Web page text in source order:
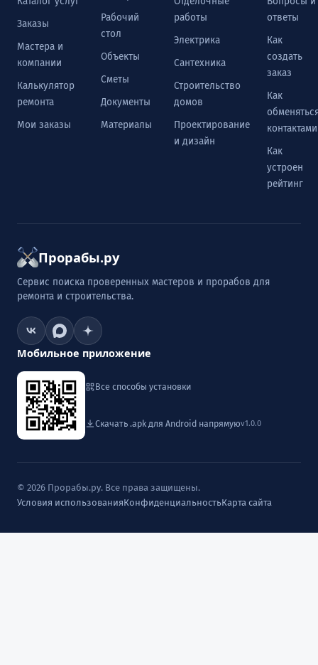
Заказы
Мастера и
компании
Калькулятор
ремонта
Мои заказы
Рабочий
стол
Объекты
Сметы
Документы
Материалы
работы
Электрика
Сантехника
Строительство
домов
Проектирование
и дизайн
ответы
Как
создать
заказ
Как
контактами
Как
устроен
рейтинг
Прорабы.ру
Сервис поиска проверенных мастеров и прорабов для
ремонта и строительства.
Мобильное приложение
Все способы установки
Скачать .apk для Android напрямуюv1.0.0
© 2026 Прорабы.ру. Все права защищены.
Условия использованияКонфиденциальностьКарта сайта